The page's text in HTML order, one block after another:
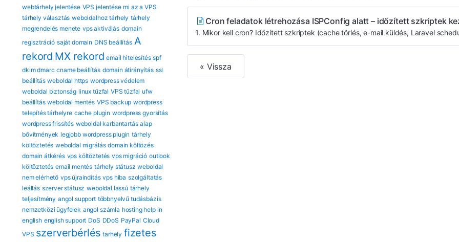
webtárhely jelentése VPS jelentése mi az a VPS
tárhely választás weboldalhoz tárhely tárhely
megrendelés menete vps aktiválás domain
regisztráció saját domain DNS beállítás A
rekord MX rekord email hitelesítés spf
dkim dmarc cname beállítás domain átirányítás ssl
beállítás weboldal https wordpress védelem
weboldal biztonság linux tűzfal VPS tűzfal ufw
beállítás weboldal mentés VPS backup wordpress
telepítés tárhelyre cache plugin wordpress gyorsítás
wordpress frissítés weboldal karbantartás alap
bővítmények legjobb wordpress plugin tárhely
költöztetés weboldal migrálás domain költözés
domain átkérés vps költöztetés vps migráció outlook
költöztetés email mentés tárhely státusz weboldal
nem elérhető vps újraindítás vps hiba szolgáltatás
leállás szerver státusz weboldal lassú tárhely
teljesítmény angol support többnyelvű tudásbázis
nemzetközi ügyfelek angol számla hosting help in
english english support DoS DDoS PayPal Cloud
VPS szerverbérlés tarhely fizetes
Cron feladatok létrehozása ISPConfig alatt – időzített szkriptek
1. Mikor kell cron? Időzített szkriptek (cache törlés, e-mail küldés, Laravel
« Vissza